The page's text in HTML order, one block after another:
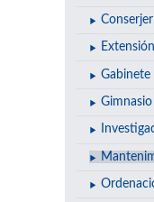
Gabinete
Gimnasio